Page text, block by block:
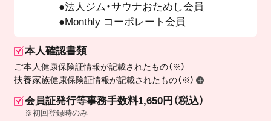
法人ジム・サウナおためし会員
Monthly コーポレート会員
本人確認書類
ご本人健康保険証情報が記載されたもの（※）
扶養家族健康保険証情報が記載されたもの（※）
会員証発行等事務手数料1,650円（税込）
※初回登録時のみ